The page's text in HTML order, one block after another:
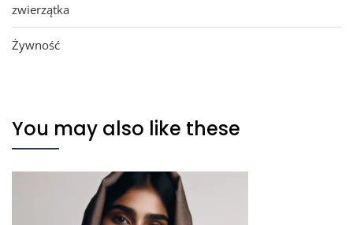
zwierzątka
Żywność
You may also like these